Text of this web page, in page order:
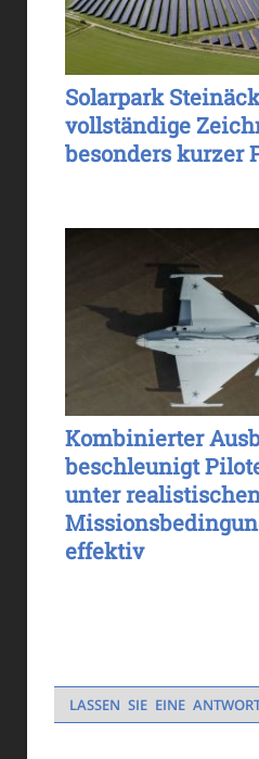
Solarpark
vollständige
besonders kurzer
Kombinierter
beschleunigt
unter
effektiv
LASSEN SIE EINE